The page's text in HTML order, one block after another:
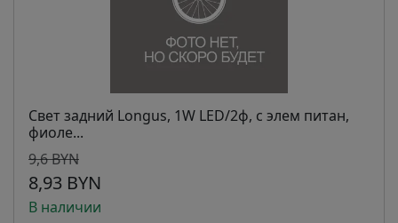
Свет задний Longus, 1W LED/2ф, с элем питан,
фиоле...
9,6 BYN
8,93 BYN
В наличии